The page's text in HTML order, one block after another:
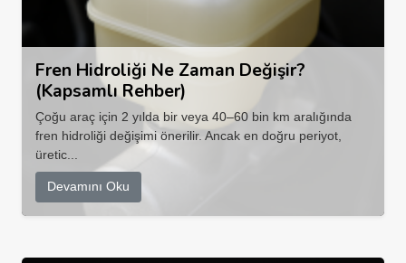
Fren Hidroliği Ne Zaman Değişir?
(Kapsamlı Rehber)
Çoğu araç için 2 yılda bir veya 40–60 bin km aralığında
fren hidroliği değişimi önerilir. Ancak en doğru periyot,
üretic...
Devamını Oku